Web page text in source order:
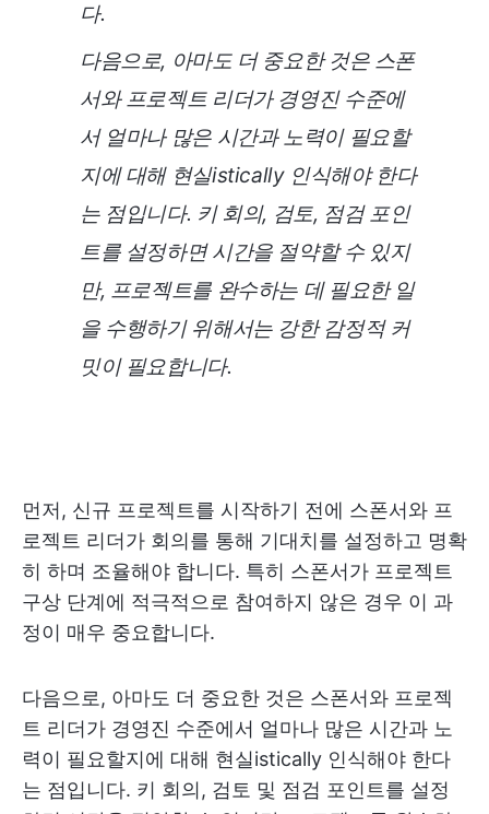
다.
다음으로, 아마도 더 중요한 것은 스폰
서와 프로젝트 리더가 경영진 수준에
서 얼마나 많은 시간과 노력이 필요할
지에 대해 현실istically 인식해야 한다
는 점입니다. 키 회의, 검토, 점검 포인
트를 설정하면 시간을 절약할 수 있지
만, 프로젝트를 완수하는 데 필요한 일
을 수행하기 위해서는 강한 감정적 커
밋이 필요합니다.
먼저, 신규 프로젝트를 시작하기 전에 스폰서와 프
로젝트 리더가 회의를 통해 기대치를 설정하고 명확
히 하며 조율해야 합니다. 특히 스폰서가 프로젝트
구상 단계에 적극적으로 참여하지 않은 경우 이 과
정이 매우 중요합니다.
다음으로, 아마도 더 중요한 것은 스폰서와 프로젝
트 리더가 경영진 수준에서 얼마나 많은 시간과 노
력이 필요할지에 대해 현실istically 인식해야 한다
는 점입니다. 키 회의, 검토 및 점검 포인트를 설정